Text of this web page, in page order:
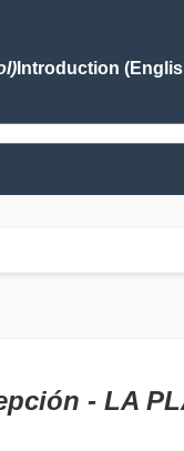
Introduction
- LA